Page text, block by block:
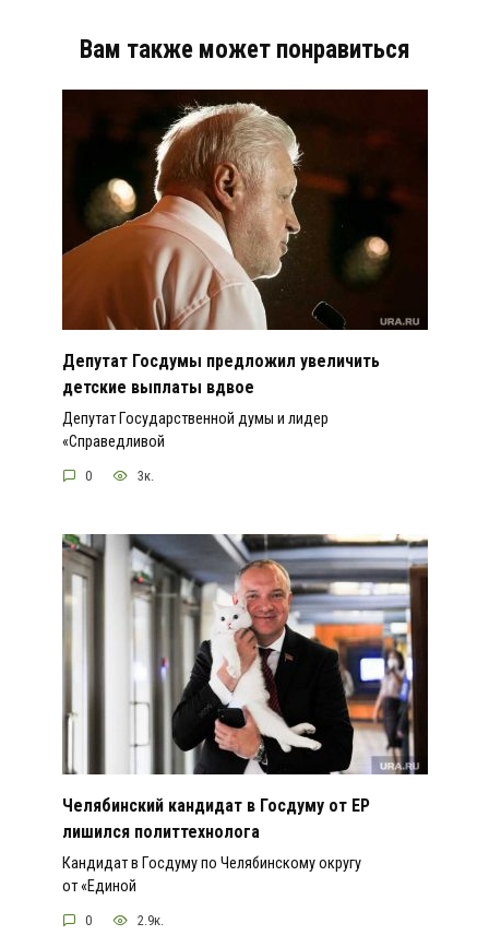
Вам также может понравиться
Депутат Госдумы предложил увеличить
детские выплаты вдвое
Депутат Государственной думы и лидер
«Справедливой
0 3к.
Челябинский кандидат в Госдуму от ЕР
лишился политтехнолога
Кандидат в Госдуму по Челябинскому округу
от «Единой
0 2.9к.